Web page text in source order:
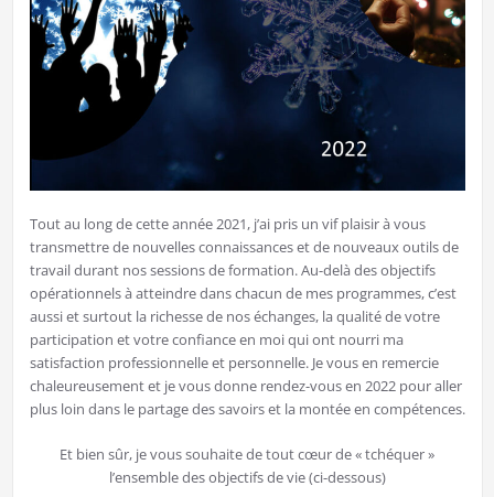
Tout au long de cette année 2021, j’ai pris un vif plaisir à vous
transmettre de nouvelles connaissances et de nouveaux outils de
travail durant nos sessions de formation. Au-delà des objectifs
opérationnels à atteindre dans chacun de mes programmes, c’est
aussi et surtout la richesse de nos échanges, la qualité de votre
participation et votre confiance en moi qui ont nourri ma
satisfaction professionnelle et personnelle. Je vous en remercie
chaleureusement et je vous donne rendez-vous en 2022 pour aller
plus loin dans le partage des savoirs et la montée en compétences.
Et bien sûr, je vous souhaite de tout cœur de « tchéquer »
l’ensemble des objectifs de vie (ci-dessous)